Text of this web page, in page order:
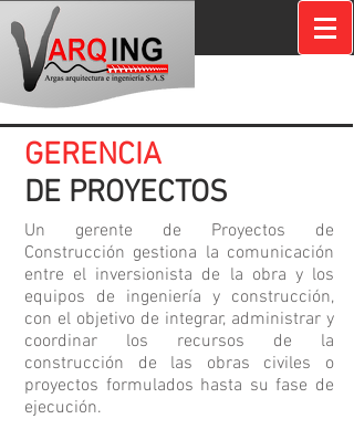
GERENCIA
DE PROYECTOS
Un gerente de Proyectos de
Construcción gestiona la comunicación
entre el inversionista de la obra y los
equipos de ingeniería y construcción,
con el objetivo de integrar, administrar y
coordinar los recursos de la
construcción de las obras civiles o
proyectos formulados hasta su fase de
ejecución.